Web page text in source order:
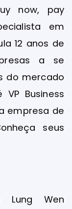
now, pay
em
12 anos de
a se
do mercado
Business
empresa de
seus
Lung Wen